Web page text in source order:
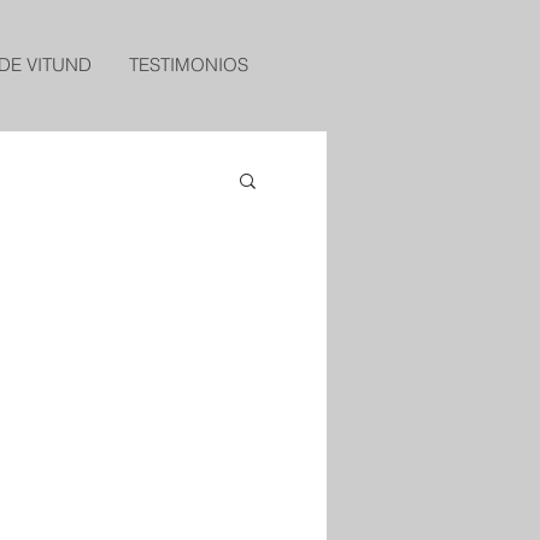
VITUND TESTIMONIOS